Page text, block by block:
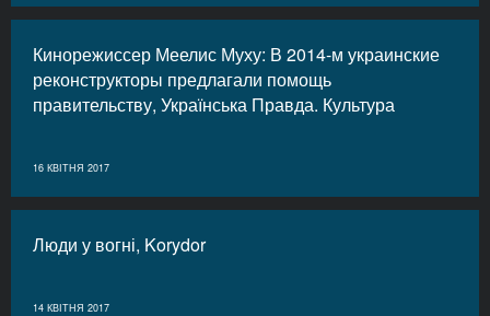
Кинорежиссер Меелис Муху: В 2014-м украинские
реконструкторы предлагали помощь
правительству, Українська Правда. Культура
16 КВІТНЯ 2017
Люди у вогні, Korydor
14 КВІТНЯ 2017